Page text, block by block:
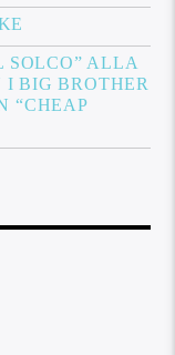
SOLCO” ALLA
I BIG BROTHER
“CHEAP